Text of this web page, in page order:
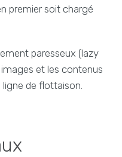
premier soit chargé
paresseux (lazy
et les contenus
de flottaison.